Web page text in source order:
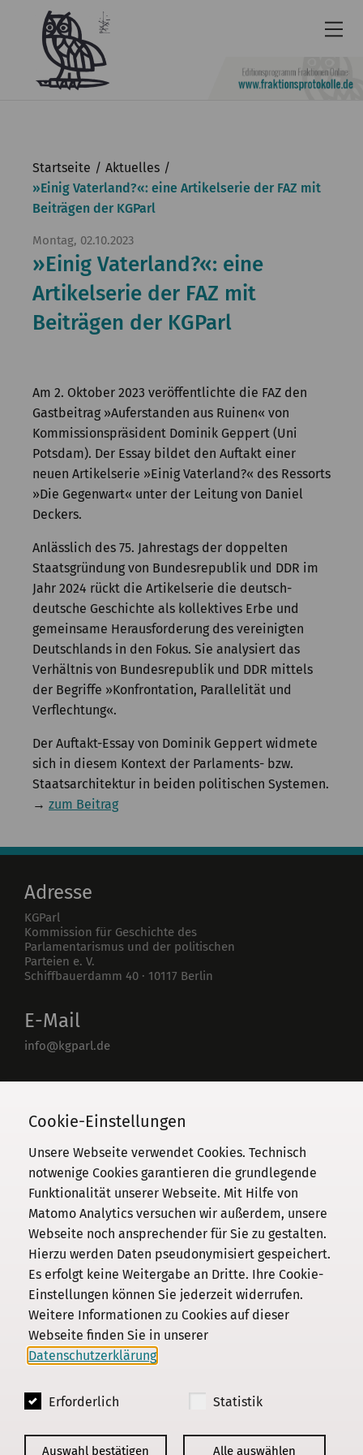
Barrierefrei
Leichte
Sprache
Kontakt
English
KGParl
Institut
Forschung
Publikationen
Startseite
Aktuelles
»Einig Vaterland?«: eine Artikelserie der FAZ mit
Beiträgen der KGParl
Montag, 02.10.2023
»Einig Vaterland?«: eine
Artikelserie der FAZ mit
Beiträgen der KGParl
Am 2. Oktober 2023 veröffentlichte die FAZ den
Gastbeitrag »Auferstanden aus Ruinen« von
Kommissionspräsident Dominik Geppert (Uni
Potsdam). Der Essay bildet den Auftakt einer
neuen Artikelserie »Einig Vaterland?« des Ressorts
»Die Gegenwart« unter der Leitung von Daniel
Deckers.
Anlässlich des 75. Jahrestags der doppelten
Staatsgründung von Bundesrepublik und DDR im
Jahr 2024 rückt die Artikelserie die deutsch-
deutsche Geschichte als kollektives Erbe und
gemeinsame Herausforderung des vereinigten
Deutschlands in den Fokus. Sie analysiert das
Verhältnis von Bundesrepublik und DDR mittels
der Begriffe »Konfrontation, Parallelität und
Verflechtung«.
Der Auftakt-Essay von Dominik Geppert widmete
sich in diesem Kontext der Parlaments- bzw.
Staatsarchitektur in beiden politischen Systemen.
→ zum Beitrag
Adresse
KGParl
Kommission für Geschichte des
Parlamentarismus und der politischen
Parteien e. V.
Schiffbauerdamm 40 · 10117 Berlin
E-Mail
info@kgparl.de
030 / 206 33 94-0
Kommission
Institut
Forschung
Publikationen
Datenschutz
Impressum
Kontakt
© 2018 - 2026KGParl
Cookie-Einstellungen
Unsere Webseite verwendet Cookies. Technisch
notwenige Cookies garantieren die grundlegende
Funktionalität unserer Webseite. Mit Hilfe von
Matomo Analytics versuchen wir außerdem, unsere
Webseite noch ansprechender für Sie zu gestalten.
Hierzu werden Daten pseudonymisiert gespeichert.
Es erfolgt keine Weitergabe an Dritte. Ihre Cookie-
Einstellungen können Sie jederzeit widerrufen.
Weitere Informationen zu Cookies auf dieser
Webseite finden Sie in unserer
Datenschutzerklärung
Erforderlich Statistik
Auswahl bestätigen Alle auswählen